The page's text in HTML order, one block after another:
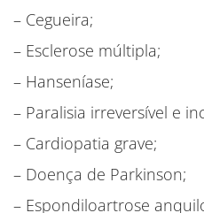
– Cegueira;
– Esclerose múltipla;
– Hanseníase;
– Paralisia irreversível e
– Cardiopatia grave;
– Doença de Parkinson;
– Espondiloartrose